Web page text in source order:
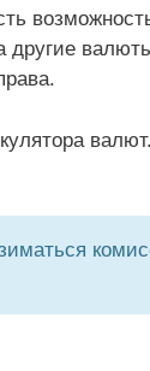
другие